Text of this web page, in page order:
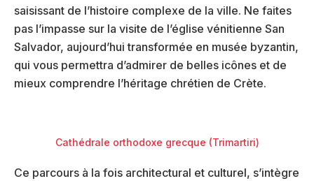
saisissant de l’histoire complexe de la ville. Ne faites
pas l’impasse sur la visite de l’église vénitienne San
Salvador, aujourd’hui transformée en musée byzantin,
qui vous permettra d’admirer de belles icônes et de
mieux comprendre l’héritage chrétien de Crète.
Cathédrale orthodoxe grecque (Trimartiri)
Ce parcours à la fois architectural et culturel, s’intègre